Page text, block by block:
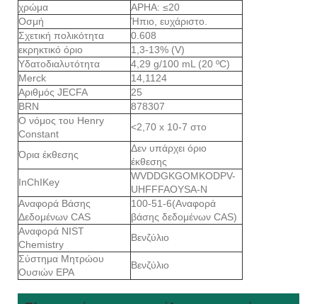
χρώμα
APHA: ≤20
Οσμή
Ήπιο, ευχάριστο.
Σχετική πολικότητα
0.608
εκρηκτικό όριο
1,3-13% (V)
Υδατοδιαλυτότητα
4,29 g/100 mL (20 ºC)
Merck
14,1124
Αριθμός JECFA
25
BRN
878307
Ο νόμος του Henry
Constant
<2,70 x 10-7 στο
Όρια έκθεσης
Δεν υπάρχει όριο
έκθεσης
InChIKey
WVDDGKGOMKODPV-
UHFFFAOYSA-N
Αναφορά Βάσης
Δεδομένων CAS
100-51-6(Αναφορά
βάσης δεδομένων CAS)
Αναφορά NIST
Chemistry
Βενζύλιο
Σύστημα Μητρώου
Ουσιών EPA
Βενζύλιο